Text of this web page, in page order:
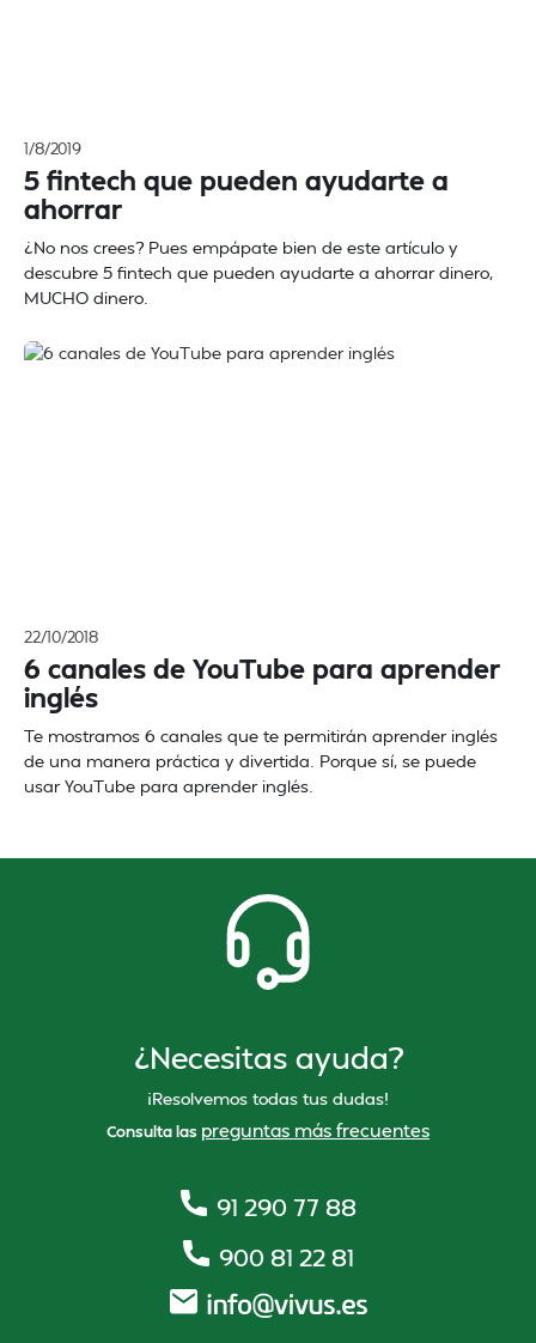
1/8/2019
5 fintech que pueden ayudarte a
ahorrar
¿No nos crees? Pues empápate bien de este artículo y
descubre 5 fintech que pueden ayudarte a ahorrar dinero,
MUCHO dinero.
22/10/2018
6 canales de YouTube para aprender
inglés
Te mostramos 6 canales que te permitirán aprender inglés
de una manera práctica y divertida. Porque sí, se puede
usar YouTube para aprender inglés.
¿Necesitas ayuda?
¡Resolvemos todas tus dudas!
Consulta las preguntas más frecuentes
91 290 77 88
900 81 22 81